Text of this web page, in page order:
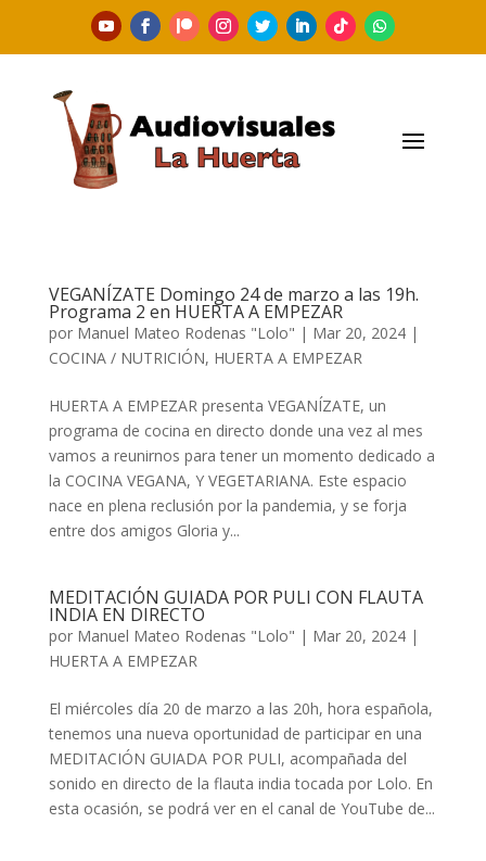
VEGANÍZATE Domingo 24 de marzo a las 19h.
Programa 2 en HUERTA A EMPEZAR
por Manuel Mateo Rodenas "Lolo" | Mar 20, 2024|
COCINA / NUTRICIÓN, HUERTA A EMPEZAR
HUERTA A EMPEZAR presenta VEGANÍZATE, un
programa de cocina en directo donde una vez al mes
vamos a reunirnos para tener un momento dedicado a
la COCINA VEGANA, Y VEGETARIANA. Este espacio
nace en plena reclusión por la pandemia, y se forja
entre dos amigos Gloria y...
MEDITACIÓN GUIADA POR PULI CON FLAUTA
INDIA EN DIRECTO
por Manuel Mateo Rodenas "Lolo" | Mar 20, 2024|
HUERTA A EMPEZAR
El miércoles día 20 de marzo a las 20h, hora española,
tenemos una nueva oportunidad de participar en una
MEDITACIÓN GUIADA POR PULI, acompañada del
sonido en directo de la flauta india tocada por Lolo. En
esta ocasión, se podrá ver en el canal de YouTube de...